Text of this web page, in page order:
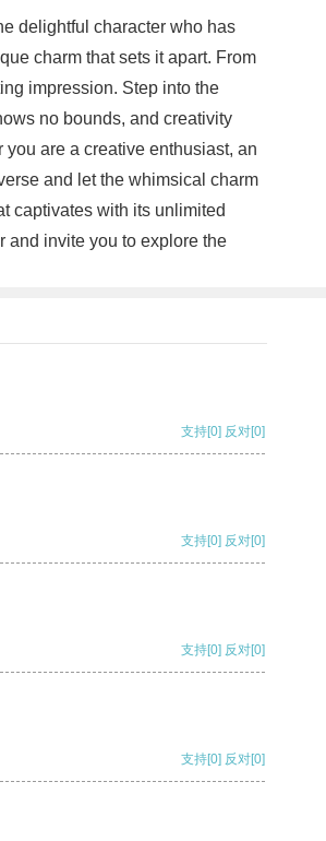
delightful character who has
charm that sets it apart. From
impression. Step into the
no bounds, and creativity
are a creative enthusiast, an
and let the whimsical charm
captivates with its unlimited
and invite you to explore the
支持[0] 反对[0]
支持[0] 反对[0]
支持[0] 反对[0]
支持[0] 反对[0]